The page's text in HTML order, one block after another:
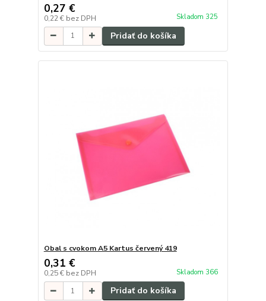
0,27 €
0,22 € bez DPH Skladom 325
Pridať do košíka
Obal s cvokom A5 Kartus červený 419
0,31 €
0,25 € bez DPH Skladom 366
Pridať do košíka